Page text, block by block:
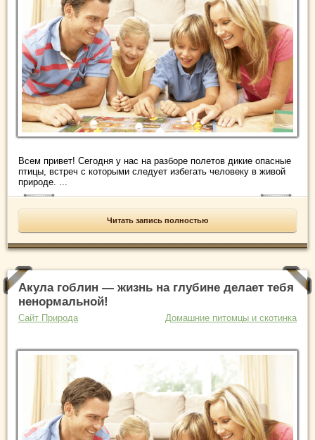
Всем привет! Сегодня у нас на разборе полетов дикие опасные
птицы, встреч с которыми следует избегать человеку в живой
природе. ...
Читать запись полностью
Акула гоблин — жизнь на глубине делает тебя
ненормальной!
Сайт Природа Домашние питомцы и скотинка